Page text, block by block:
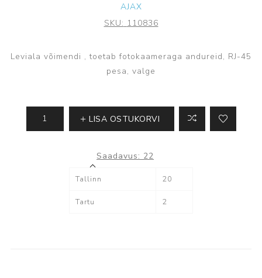
AJAX
SKU: 110836
Leviala võimendi , toetab fotokaameraga andureid, RJ-45
pesa, valge
LISA OSTUKORVI
Saadavus: 22
Tallinn 20
Tartu 2